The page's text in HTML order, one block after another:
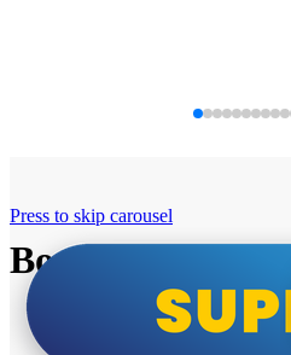
Bosch super cene
Press to skip carousel